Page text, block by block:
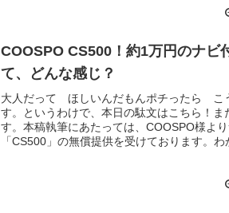
COOSPO CS500！約1万円のナビ
て、どんな感じ？
大人だって ほしいんだもんポチったら こ
す。というわけで、本日の駄文はこちら！ま
す。本稿執筆にあたっては、COOSPO様よ
「CS500」の無償提供を受けております。わ